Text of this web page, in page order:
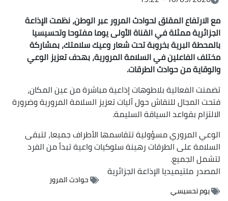
مع الارتفاع المقلق لحوادث المرور عبر الوطن، نظمت الإذاعة
الجزائرية ممثلة في القناة الأولى يوما مفتوحا وتحسيسيا
بالمحطة البرية بخروبة تحت شعار وعيك سلامتك، بمشاركة
مختلف الفاعلين في السلامة المرورية، بهدف تعزيز الوعي
والوقاية من حوادث الطرقات.
تضمنت الفعالية بلاطوهات إذاعية مباشرة من عين المكان،
فتحت المجال للنقاش حول آليات تعزيز السلامة المرورية وضرورة
الالتزام بقواعد السياقة السليمة.
الوعي المروري مسؤولية تتقاسمها الأطراف جميعا، لتبقى
السلامة على الطرقات رهينة سلوكيات واعية تبدأ من الفرد
لتشمل الجميع.
المصدرملتيميديا الإذاعة الجزائرية
حوادث المرور
يوم تحسيسي